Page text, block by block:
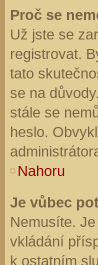
Proč se
Už jste se
registrovat.
tato
se na
stále se
heslo.
Nahoru
Je vůbec
Nemusíte.
vkládání
k ostatním